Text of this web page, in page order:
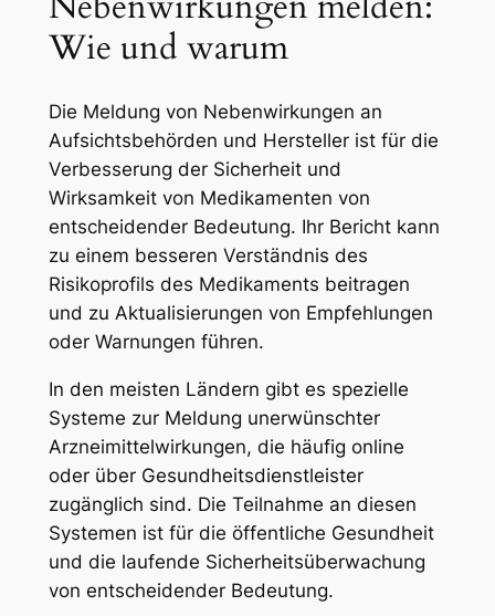
Wie und warum
Die Meldung von Nebenwirkungen an
Aufsichtsbehörden und Hersteller ist für die
Verbesserung der Sicherheit und
Wirksamkeit von Medikamenten von
entscheidender Bedeutung. Ihr Bericht kann
zu einem besseren Verständnis des
Risikoprofils des Medikaments beitragen
und zu Aktualisierungen von Empfehlungen
oder Warnungen führen.
In den meisten Ländern gibt es spezielle
Systeme zur Meldung unerwünschter
Arzneimittelwirkungen, die häufig online
oder über Gesundheitsdienstleister
zugänglich sind. Die Teilnahme an diesen
Systemen ist für die öffentliche Gesundheit
und die laufende Sicherheitsüberwachung
von entscheidender Bedeutung.